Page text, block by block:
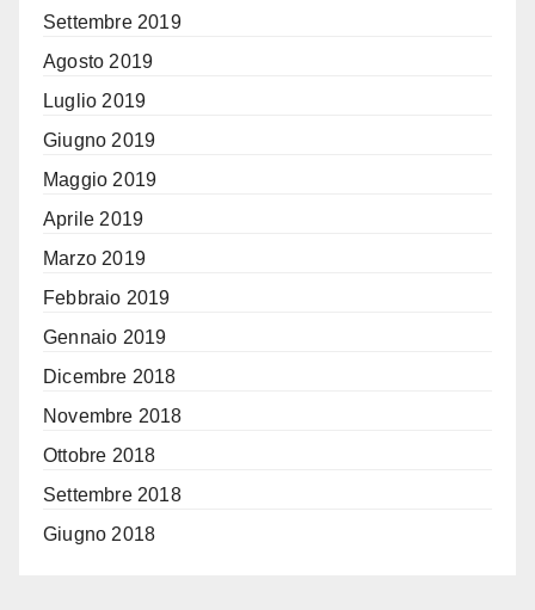
Settembre 2019
Agosto 2019
Luglio 2019
Giugno 2019
Maggio 2019
Aprile 2019
Marzo 2019
Febbraio 2019
Gennaio 2019
Dicembre 2018
Novembre 2018
Ottobre 2018
Settembre 2018
Giugno 2018